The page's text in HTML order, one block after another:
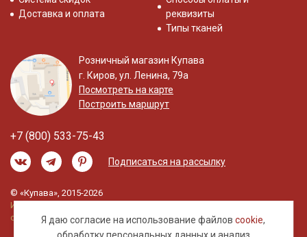
Я даю согласие на использование файловcookie,
Доставка и оплата
реквизиты
Типы тканей
Розничный магазин Купава
г. Киров, ул. Ленина, 79а
Посмотреть на карте
Построить маршрут
+7 (800) 533-75-43
Подписаться на рассылку
© «Купава», 2015-2026
Информация на сайте не является публичной
офертой.